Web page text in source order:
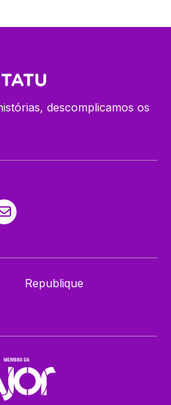
descomplicamos os
Republique